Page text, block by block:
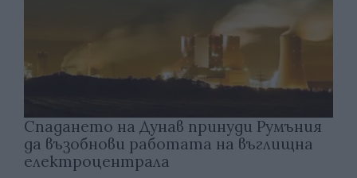
Спадането на Дунав принуди Румъния
да възобнови работата на въглищна
електроцентрала